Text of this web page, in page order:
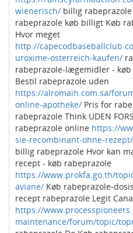
wienerisch/ billig
rabeprazole køb billigt Køb
Hvor meget
http://
uroxime-osterreich-kaufen/
rabeprazole-lægemidler -
Bestil rabeprazole uden
https://alromaih.com.sa/
online-apotheke/ Pris for
rabeprazole Think UDEN
rabeprazole online https://
sie-recombinant-ohne-rezept/
billig rabeprazole Hvor kan
recept - køb rabeprazole
https://www.prokfa.go.th/
aviane/ Køb rabeprazole-
recept rabeprazole Legit
https://
maintenance/forum/topic/